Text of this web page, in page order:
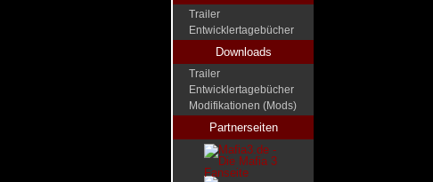
Trailer
Entwicklertagebücher
Downloads
Trailer
Entwicklertagebücher
Modifikationen (Mods)
Partnerseiten